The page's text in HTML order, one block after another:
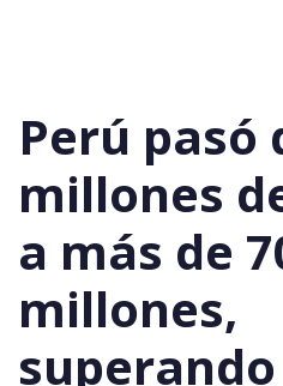
Perú pasó
millones
a más de
millones,